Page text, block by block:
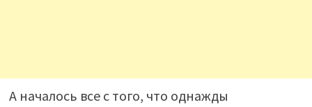
А началось все с того, что однажды